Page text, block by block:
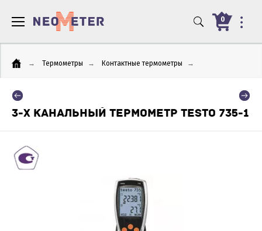
0
→ Термометры → Контактные термометры →
3-Х КАНАЛЬНЫЙ ТЕРМОМЕТР TESTO 735-1